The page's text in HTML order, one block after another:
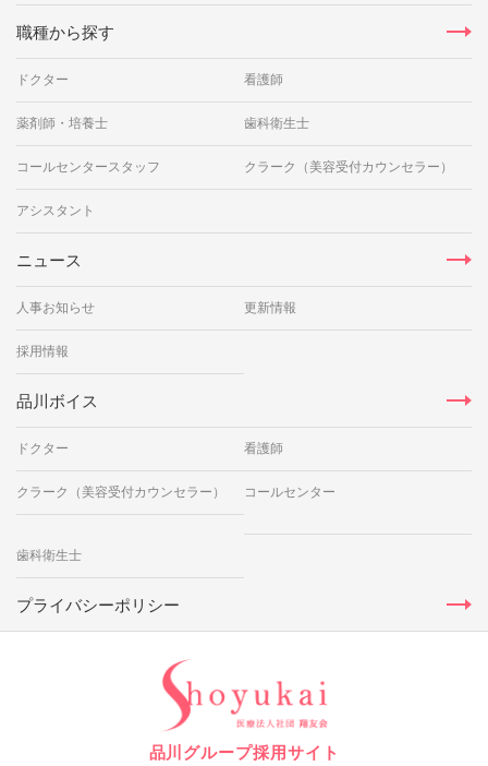
職種から探す
ドクター 看護師
薬剤師・培養士 歯科衛生士
コールセンタースタッフ クラーク（美容受付カウンセラー）
アシスタント
ニュース
人事お知らせ 更新情報
採用情報
品川ボイス
ドクター 看護師
クラーク（美容受付カウンセラー） コールセンター
歯科衛生士
プライバシーポリシー
品川グループ採用サイト